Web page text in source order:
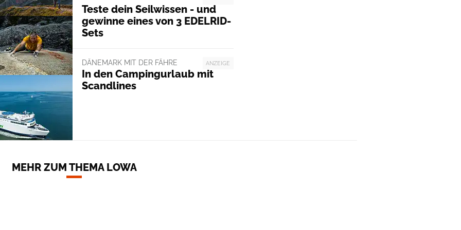
Teste dein Seilwissen - und
gewinne eines von 3 EDELRID-
Sets
ANZEIGE
DÄNEMARK MIT DER FÄHRE
In den Campingurlaub mit
Scandlines
MEHR ZUM THEMA LOWA